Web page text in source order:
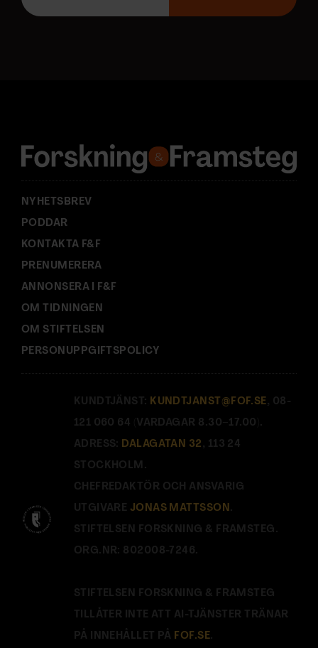
p
s
:
NYHETSBREV
PODDAR
KONTAKTA F&F
PRENUMERERA
ANNONSERA I F&F
OM TIDNINGEN
OM STIFTELSEN
PERSONUPPGIFTSPOLICY
KUNDTJÄNST: KUNDTJANST@FOF.SE , 08-
121 060 64 (VARDAGAR 8.30–17.00).
ADRESS: DALAGATAN 32 , 113 24
STOCKHOLM.
CHEFREDAKTÖR OCH ANSVARIG
UTGIVARE JONAS MATTSSON.
STIFTELSEN FORSKNING & FRAMSTEG.
ORG.NR: 802008-7246.
STIFTELSEN FORSKNING & FRAMSTEG
TILLÅTER INTE ATT AI-TJÄNSTER TRÄNAR
PÅ INNEHÅLLET PÅ FOF.SE.